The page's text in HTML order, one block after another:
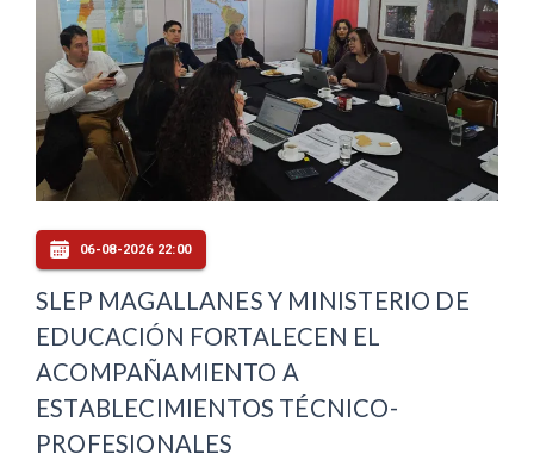
06-08-2026 22:00
SLEP MAGALLANES Y MINISTERIO DE
EDUCACIÓN FORTALECEN EL
ACOMPAÑAMIENTO A
ESTABLECIMIENTOS TÉCNICO-
PROFESIONALES